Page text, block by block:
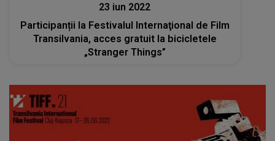
23 iun 2022
Participanții la Festivalul Internaţional de Film
Transilvania, acces gratuit la bicicletele
„Stranger Things”